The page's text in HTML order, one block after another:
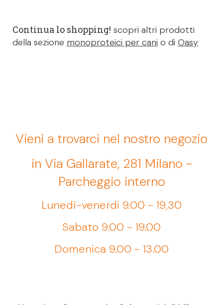
Continua lo shopping! scopri altri prodotti
della sezione monoproteici per cani o di Oasy
Vieni a trovarci nel nostro negozio
in Via Gallarate, 281 Milano -
Parcheggio interno
Lunedì-venerdi 9.00 - 19,30
Sabato 9.00 - 19.00
Domenica 9.00 - 13.00